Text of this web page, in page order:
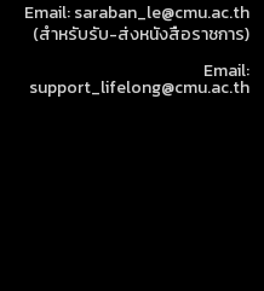
Email: saraban_le@cmu.ac.th
(สำหรับรับ-ส่งหนังสือราชการ)
Email:
support_lifelong@cmu.ac.th